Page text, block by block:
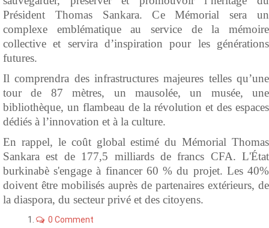
Président Thomas Sankara. Ce Mémorial sera un
complexe emblématique au service de la mémoire
collective et servira d’inspiration pour les générations
futures.
Il comprendra des infrastructures majeures telles qu’une
tour de 87 mètres, un mausolée, un musée, une
bibliothèque, un flambeau de la révolution et des espaces
dédiés à l’innovation et à la culture.
En rappel, le coût global estimé du Mémorial Thomas
Sankara est de 177,5 milliards de francs CFA. L'État
burkinabè s'engage à financer 60 % du projet. Les 40%
doivent être mobilisés auprès de partenaires extérieurs, de
la diaspora, du secteur privé et des citoyens.
0 Comment